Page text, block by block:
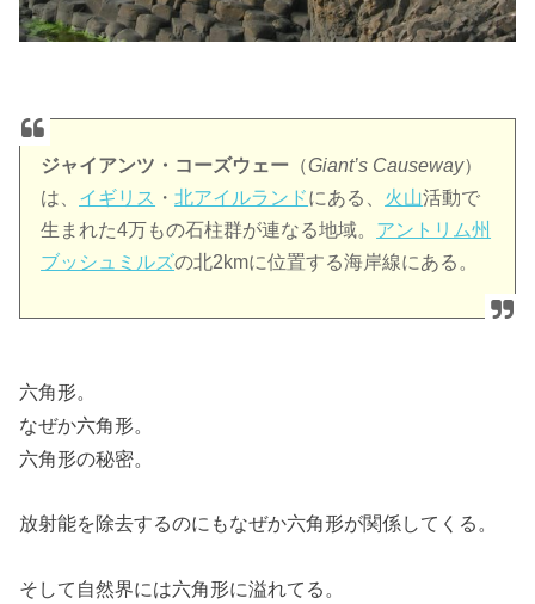
ジャイアンツ・コーズウェー （Giant’s Causeway）
は、 イギリス ・北アイルランドにある、 火山活動で
生まれた4万もの石柱群が連なる地域。 アントリム州
ブッシュミルズの北2kmに位置する海岸線にある。
六角形。
なぜか六角形。
六角形の秘密。
放射能を除去するのにもなぜか六角形が関係してくる。
そして自然界には六角形に溢れてる。